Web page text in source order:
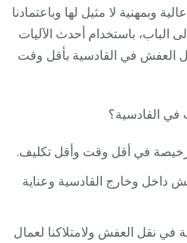
وبمهنية لا مثيل لها وباعتمادنا
الباب، باستخدام أحدث الآليات
العفش في القادسية بأقل وقت
في القادسية؟
في أقل وقت وأقل تكليف.
داخل وخارج القادسية وعناية
في نقل العفش ولامتلاكنا لعمال